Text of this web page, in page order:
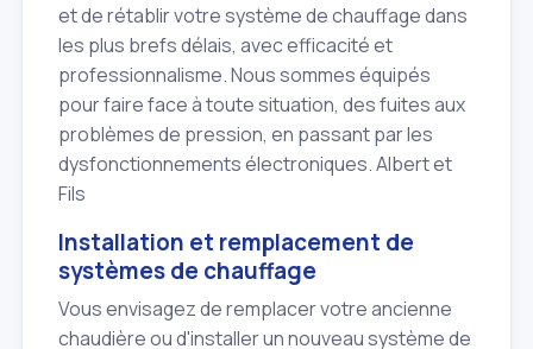
et de rétablir votre système de chauffage dans
les plus brefs délais, avec efficacité et
professionnalisme. Nous sommes équipés
pour faire face à toute situation, des fuites aux
problèmes de pression, en passant par les
dysfonctionnements électroniques. Albert et
Fils
Installation et remplacement de
systèmes de chauffage
Vous envisagez de remplacer votre ancienne
chaudière ou d'installer un nouveau système de